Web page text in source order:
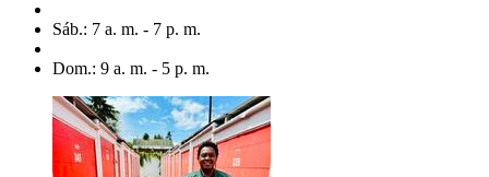
Sáb.: 7 a. m. - 7 p. m.
Dom.: 9 a. m. - 5 p. m.